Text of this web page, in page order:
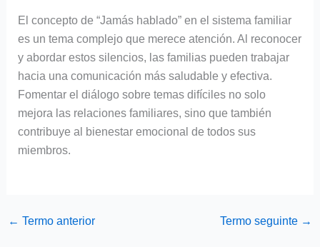
El concepto de “Jamás hablado” en el sistema familiar
es un tema complejo que merece atención. Al reconocer
y abordar estos silencios, las familias pueden trabajar
hacia una comunicación más saludable y efectiva.
Fomentar el diálogo sobre temas difíciles no solo
mejora las relaciones familiares, sino que también
contribuye al bienestar emocional de todos sus
miembros.
← Termo anterior Termo seguinte →